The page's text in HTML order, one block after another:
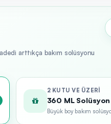
arttıkça bakım solüsyonu
2 KUTU VE ÜZERI
360 ML
Büyük boy bakım